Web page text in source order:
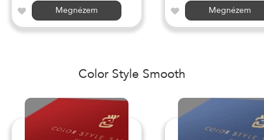
Megnézem
Megnézem
Color Style Smooth